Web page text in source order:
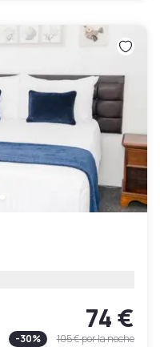
74 €
-30% 105 €por la noche